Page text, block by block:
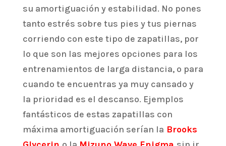
su amortiguación y estabilidad. No pones
tanto estrés sobre tus pies y tus piernas
corriendo con este tipo de zapatillas, por
lo que son las mejores opciones para los
entrenamientos de larga distancia, o para
cuando te encuentras ya muy cansado y
la prioridad es el descanso. Ejemplos
fantásticos de estas zapatillas con
máxima amortiguación serían la Brooks